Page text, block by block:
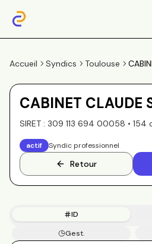
Accueil Syndics Toulouse
CABINET CLAUDE
SIRET : 309 113 694 00058 • 154
actif Syndic professionnel
Retour
ID
Gest.